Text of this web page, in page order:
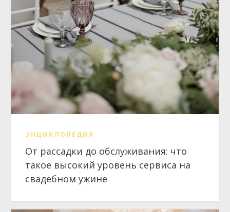
ЭНЦИКЛОПЕДИЯ
От рассадки до обслуживания: что
такое высокий уровень сервиса на
свадебном ужине